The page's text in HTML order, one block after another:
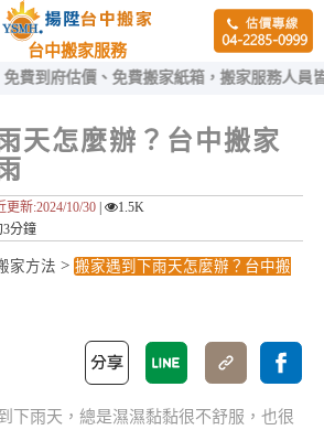
台中搬家服務
估價、免費搬家紙箱，搬家服務人員皆經過
天怎麼辦？台中搬家
更新:2024/10/30|
1.5K
3分鐘
家方法 > 搬家遇到下雨天怎麼辦？台中搬
下雨天，總是濕濕黏黏很不舒服，也很